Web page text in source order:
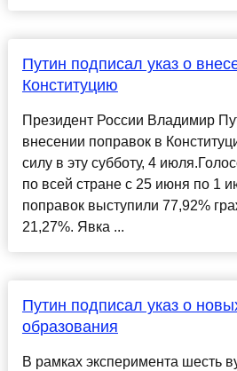
Путин подписал указ о
Конституцию
Президент России Владимир
внесении поправок в
силу в эту субботу, 4
по всей стране с 25 июня по 1
поправок выступили 77,92%
21,27%. Явка ...
Путин подписал указ о
образования
В рамках эксперимента шесть